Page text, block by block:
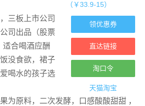
领优惠券
直达链接
淘口令
天猫淘宝
三板上市公司
司出品（股票
合喝酒应酬
没食欲，裙子
喝水的孩子选
为原料，二次发酵，口感酸酸甜甜 ，